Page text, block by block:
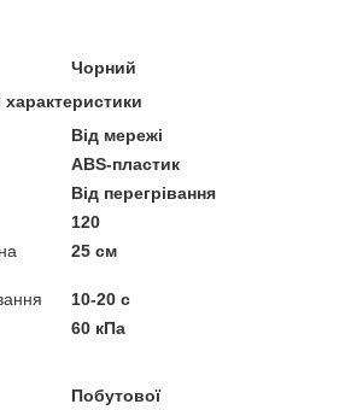
Чорний
Від мережі
ABS-пластик
Від перегрівання
120
25 см
10-20 с
60 кПа
Побутової